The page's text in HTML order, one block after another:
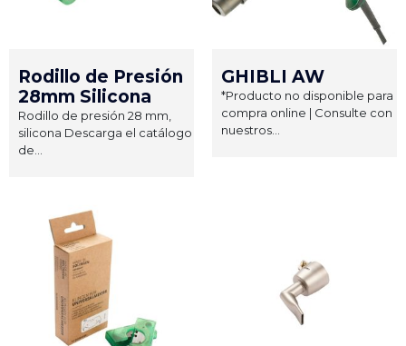
Rodillo de Presión
28mm Silicona
Rodillo de presión 28 mm,
silicona Descarga el catálogo
de...
GHIBLI AW
*Producto no disponible para
compra online | Consulte con
nuestros...